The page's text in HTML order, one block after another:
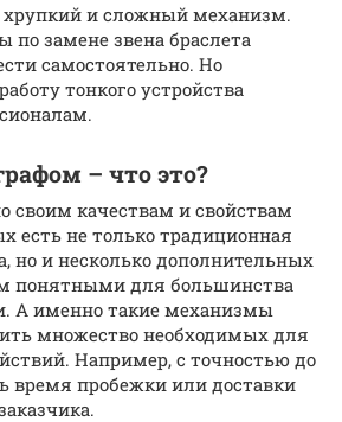
и сложный механизм.
замене звена браслета
самостоятельно. Но
тонкого устройства
– что это?
своим качествам и свойствам
есть не только традиционная
но и несколько дополнительных
понятными для большинства
А именно такие механизмы
множество необходимых для
Например, с точностью до
время пробежки или доставки